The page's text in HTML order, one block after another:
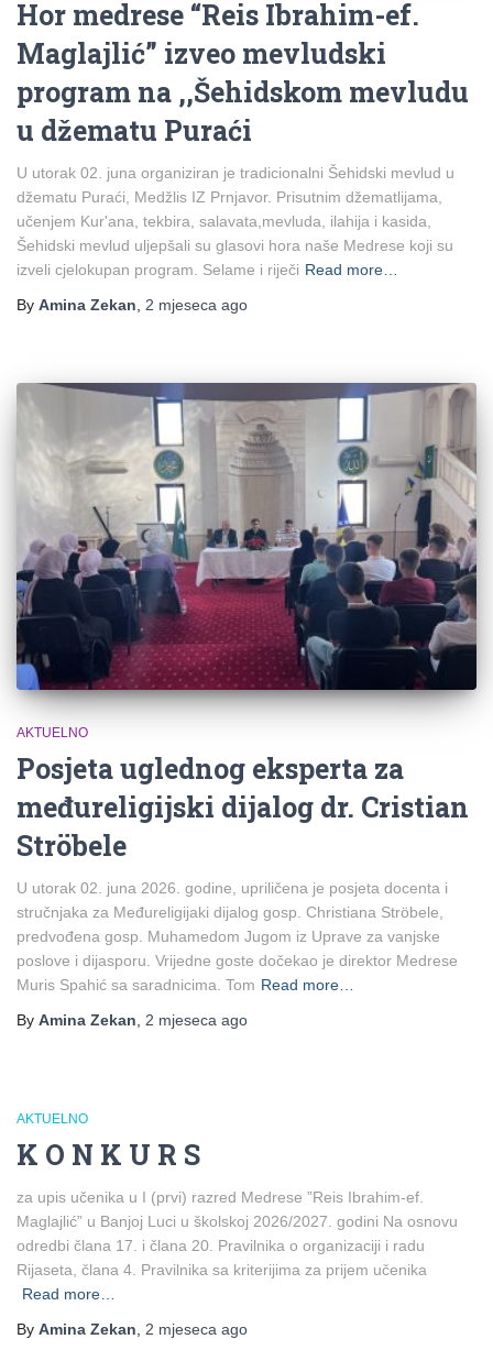
Hor medrese “Reis Ibrahim-ef.
Maglajlić” izveo mevludski
program na ,,Šehidskom mevludu
u džematu Puraći
U utorak 02. juna organiziran je tradicionalni Šehidski mevlud u
džematu Puraći, Medžlis IZ Prnjavor. Prisutnim džematlijama,
učenjem Kur'ana, tekbira, salavata,mevluda, ilahija i kasida,
Šehidski mevlud uljepšali su glasovi hora naše Medrese koji su
izveli cjelokupan program. Selame i riječi Read more…
By Amina Zekan 2 mjeseca ago
AKTUELNO
Posjeta uglednog eksperta za
međureligijski dijalog dr. Cristian
Ströbele
U utorak 02. juna 2026. godine, upriličena je posjeta docenta i
stručnjaka za Međureligijaki dijalog gosp. Christiana Ströbele,
predvođena gosp. Muhamedom Jugom iz Uprave za vanjske
poslove i dijasporu. Vrijedne goste dočekao je direktor Medrese
Muris Spahić sa saradnicima. Tom Read more…
By Amina Zekan 2 mjeseca ago
AKTUELNO
K O N K U R S
za upis učenika u I (prvi) razred Medrese ”Reis Ibrahim-ef.
Maglajlić” u Banjoj Luci u školskoj 2026/2027. godini Na osnovu
odredbi člana 17. i člana 20. Pravilnika o organizaciji i radu
Rijaseta, člana 4. Pravilnika sa kriterijima za prijem učenika
Read more…
By Amina Zekan 2 mjeseca ago